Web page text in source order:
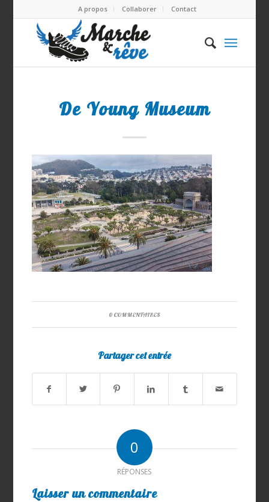
A propos Collaborer Contact
De Young Museum
0 COMMENTAIRES
Partager cet entrée
0
RÉPONSES
Laisser un commentaire